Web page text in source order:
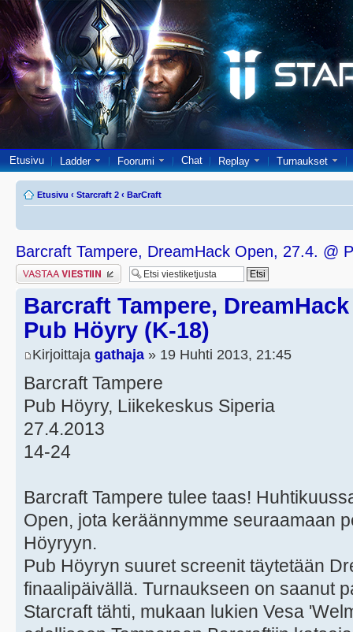
Etusivu Ladder Foorumi Chat Replay Turnaukset
Etusivu ‹ Starcraft 2 ‹ BarCraft
Barcraft Tampere, DreamHack Open, 27.4. @
Lähetä vastaus
Barcraft Tampere,
Pub Höyry (K-18)
Kirjoittaja gathaja » 19 Huhti 2013, 21:45
Barcraft Tampere
Pub Höyry, Liikekeskus Siperia
27.4.2013
14-24
Barcraft Tampere tulee taas!
Open, jota keräännymme seuraamaan
Höyryyn.
Pub Höyryn suuret screenit täytetään
finaalipäivällä. Turnaukseen on saanut
Starcraft tähti, mukaan lukien Vesa